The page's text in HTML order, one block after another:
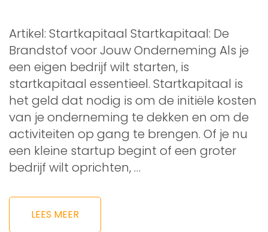
Artikel: Startkapitaal Startkapitaal: De
Brandstof voor Jouw Onderneming Als je
een eigen bedrijf wilt starten, is
startkapitaal essentieel. Startkapitaal is
het geld dat nodig is om de initiële kosten
van je onderneming te dekken en om de
activiteiten op gang te brengen. Of je nu
een kleine startup begint of een groter
bedrijf wilt oprichten, …
LEES MEER